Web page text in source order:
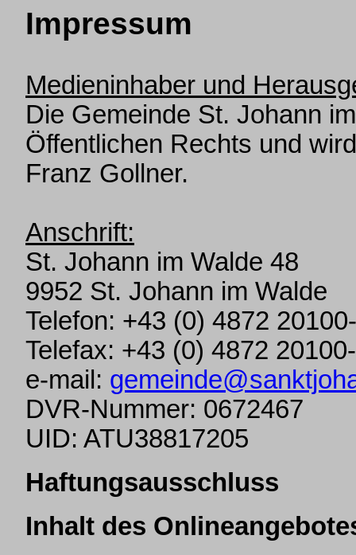
Impressum
Medieninhaber und
Die Gemeinde St. Johann
Öffentlichen Rechts und
Franz Gollner.
Anschrift:
St. Johann im Walde 48
9952 St. Johann im Walde
Telefon: +43 (0) 4872
Telefax: +43 (0) 4872
e-mail:
DVR-Nummer: 0672467
UID: ATU38817205
Haftungsausschluss
Inhalt des